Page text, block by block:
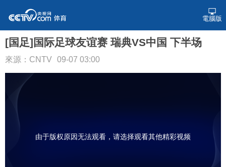
電腦版
[国足]国际足球友谊赛 瑞典VS中国 下半场
來源：CNTV 09-07 03:00
由于版权原因无法观看，请选择观看其他精彩视频